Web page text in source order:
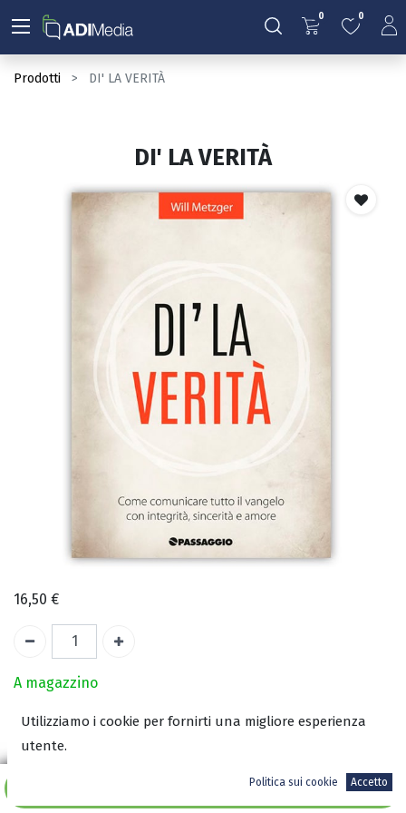
0 0
Prodotti DI' LA VERITÀ
Aggiungi al carrello
DI' LA VERITÀ
16,50 €
A magazzino
Autore:
Utilizziamo i cookie per fornirti una migliore esperienza
utente.
Politica sui cookie Accetto